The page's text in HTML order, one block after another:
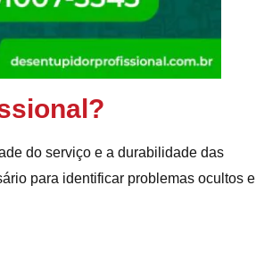
do serviço e a durabilidade das
para identificar problemas ocultos e